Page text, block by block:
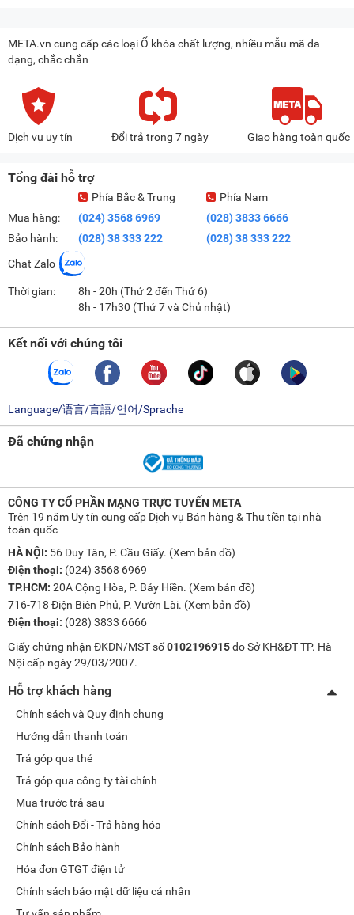
META.vn cung cấp các loại Ổ khóa chất lượng, nhiều mẫu mã đa
dạng, chắc chắn
Dịch vụ uy tín Đổi trả trong 7 ngày Giao hàng toàn quốc
Tổng đài hỗ trợ
Mua hàng:
Bảo hành:
Phía Bắc & Trung
(024) 3568 6969
(028) 38 333 222
Phía Nam
(028) 3833 6666
(028) 38 333 222
Chat Zalo
Thời gian:
8h - 20h (Thứ 2 đến Thứ 6)
8h - 17h30 (Thứ 7 và Chủ nhật)
Kết nối với chúng tôi
Language/语言/言語/언어/Sprache
Đã chứng nhận
CÔNG TY CỔ PHẦN MẠNG TRỰC TUYẾN META
Trên 19 năm Uy tín cung cấp Dịch vụ Bán hàng & Thu tiền tại nhà
toàn quốc
HÀ NỘI: 56 Duy Tân, P. Cầu Giấy. (Xem bản đồ)
Điện thoại: (024) 3568 6969
TP.HCM: 20A Cộng Hòa, P. Bảy Hiền. (Xem bản đồ)
716-718 Điện Biên Phủ, P. Vườn Lài. (Xem bản đồ)
Điện thoại: (028) 3833 6666
Giấy chứng nhận ĐKDN/MST số0102196915do Sở KH&ĐT TP. Hà
Nội cấp ngày 29/03/2007.
Hỗ trợ khách hàng
Chính sách và Quy định chung
Hướng dẫn thanh toán
Trả góp qua thẻ
Trả góp qua công ty tài chính
Mua trước trả sau
Chính sách Đổi - Trả hàng hóa
Chính sách Bảo hành
Hóa đơn GTGT điện tử
Chính sách bảo mật dữ liệu cá nhân